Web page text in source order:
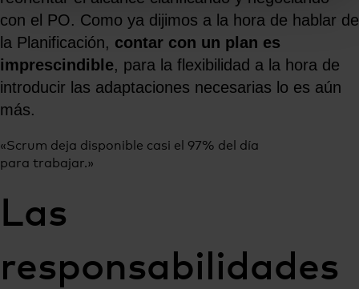
con el PO. Como ya dijimos a la hora de hablar de
la Planificación, contar con un plan es
imprescindible, para la flexibilidad a la hora de
introducir las adaptaciones necesarias lo es aún
más.
«Scrum deja disponible casi el 97% del día
para trabajar.»
Las
responsabilidades